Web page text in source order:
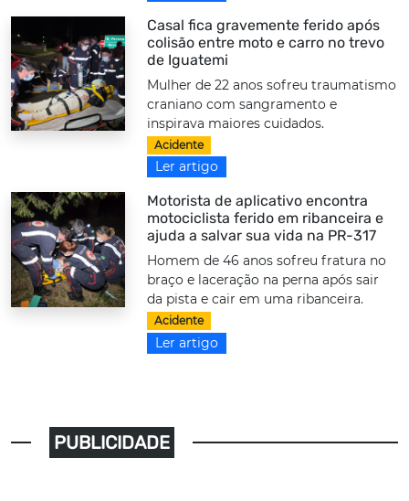
Casal fica gravemente ferido após
colisão entre moto e carro no trevo
de Iguatemi
Mulher de 22 anos sofreu traumatismo
craniano com sangramento e
inspirava maiores cuidados.
Acidente
Ler artigo
Motorista de aplicativo encontra
motociclista ferido em ribanceira e
ajuda a salvar sua vida na PR-317
Homem de 46 anos sofreu fratura no
braço e laceração na perna após sair
da pista e cair em uma ribanceira.
Acidente
Ler artigo
PUBLICIDADE